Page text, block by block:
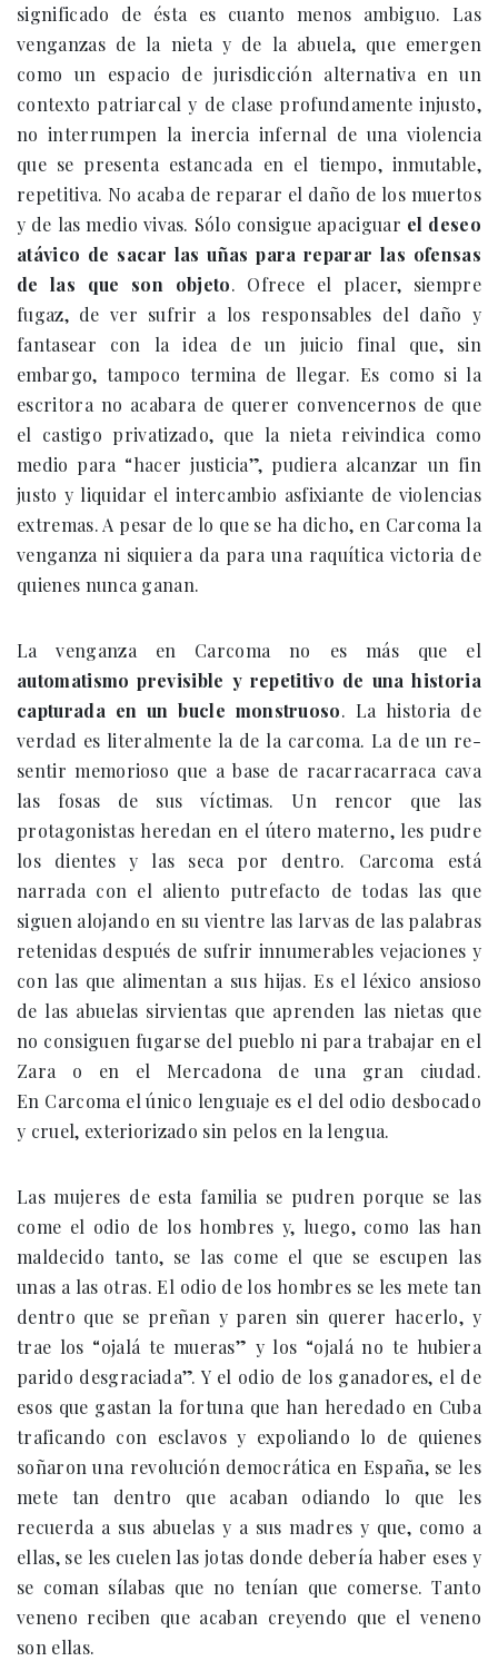
significado de ésta es cuanto menos ambiguo. Las
venganzas de la nieta y de la abuela, que emergen
como un espacio de jurisdicción alternativa en un
contexto patriarcal y de clase profundamente injusto,
no interrumpen la inercia infernal de una violencia
que se presenta estancada en el tiempo, inmutable,
repetitiva. No acaba de reparar el daño de los muertos
y de las medio vivas. Sólo consigue apaciguar el deseo
atávico de sacar las uñas para reparar las ofensas
de las que son objeto. Ofrece el placer, siempre
fugaz, de ver sufrir a los responsables del daño y
fantasear con la idea de un juicio final que, sin
embargo, tampoco termina de llegar. Es como si la
escritora no acabara de querer convencernos de que
el castigo privatizado, que la nieta reivindica como
medio para “hacer justicia”, pudiera alcanzar un fin
justo y liquidar el intercambio asfixiante de violencias
extremas. A pesar de lo que se ha dicho, en Carcoma la
venganza ni siquiera da para una raquítica victoria de
quienes nunca ganan.
La venganza en Carcoma no es más que el
automatismo previsible y repetitivo de una historia
capturada en un bucle monstruoso. La historia de
verdad es literalmente la de la carcoma. La de un re-
sentir memorioso que a base de racarracarraca cava
las fosas de sus víctimas. Un rencor que las
protagonistas heredan en el útero materno, les pudre
los dientes y las seca por dentro. Carcoma está
narrada con el aliento putrefacto de todas las que
siguen alojando en su vientre las larvas de las palabras
retenidas después de sufrir innumerables vejaciones y
con las que alimentan a sus hijas. Es el léxico ansioso
de las abuelas sirvientas que aprenden las nietas que
no consiguen fugarse del pueblo ni para trabajar en el
Zara o en el Mercadona de una gran ciudad.
En Carcoma el único lenguaje es el del odio desbocado
y cruel, exteriorizado sin pelos en la lengua.
Las mujeres de esta familia se pudren porque se las
come el odio de los hombres y, luego, como las han
maldecido tanto, se las come el que se escupen las
unas a las otras. El odio de los hombres se les mete tan
dentro que se preñan y paren sin querer hacerlo, y
trae los “ojalá te mueras” y los “ojalá no te hubiera
parido desgraciada”. Y el odio de los ganadores, el de
esos que gastan la fortuna que han heredado en Cuba
traficando con esclavos y expoliando lo de quienes
soñaron una revolución democrática en España, se les
mete tan dentro que acaban odiando lo que les
recuerda a sus abuelas y a sus madres y que, como a
ellas, se les cuelen las jotas donde debería haber eses y
se coman sílabas que no tenían que comerse. Tanto
veneno reciben que acaban creyendo que el veneno
son ellas.